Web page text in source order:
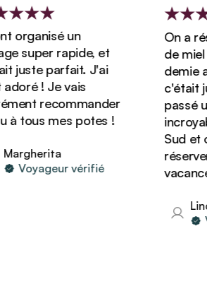
organisé un
super rapide, et
juste parfait. J'ai
! Je vais
recommander
à tous mes potes !
Voyageur vérifié
On a
de miel
demie
c'était
passé
Sud et
réserver
Linda